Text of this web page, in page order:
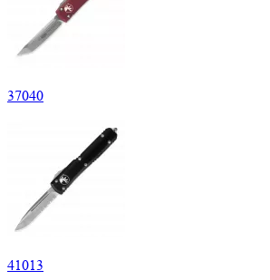
37040
41013